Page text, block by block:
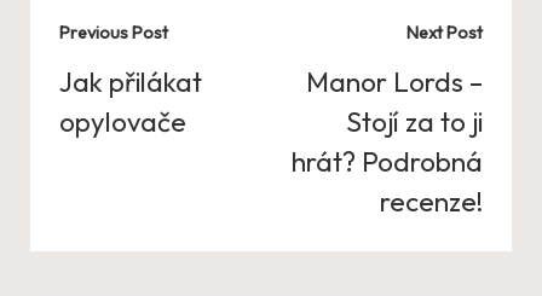
Post
navigation
Previous Post
Jak přilákat
opylovače
Next Post
Manor Lords –
Stojí za to ji
hrát? Podrobná
recenze!